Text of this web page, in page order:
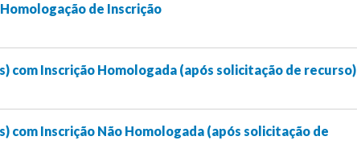
de Inscrição
com Inscrição Homologada (após solicitação de recurso)
com Inscrição Não Homologada (após solicitação de